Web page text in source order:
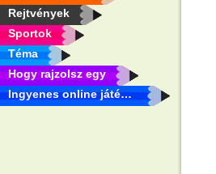
Rejtvények
Sportok
Téma
Hogy rajzolsz egy
Ingyenes online játékok